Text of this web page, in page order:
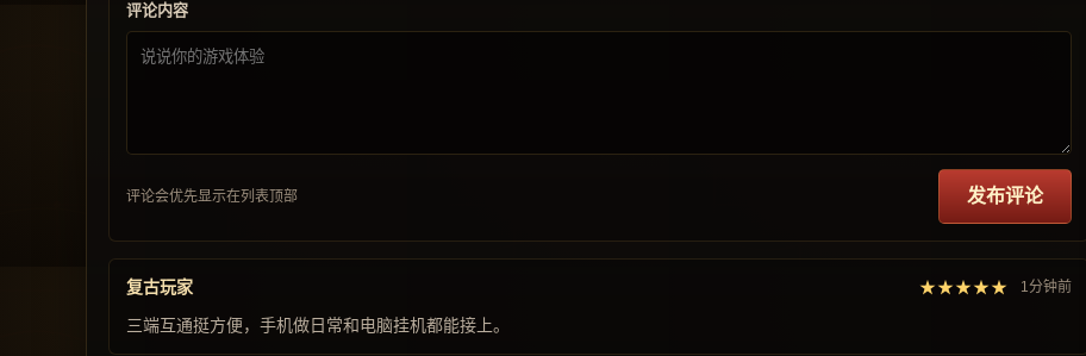
评论内容
评论会优先显示在列表顶部 发布评论
复古玩家 ★★★★★ 1分钟前
三端互通挺方便，手机做日常和电脑挂机都能接上。